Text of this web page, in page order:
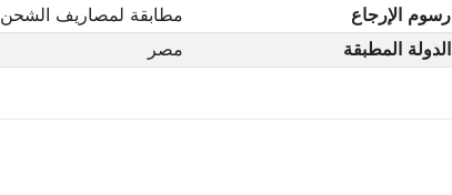
رسوم الإرجاع
مطابقة لمصاريف الشحن
الدولة المطبقة
مصر